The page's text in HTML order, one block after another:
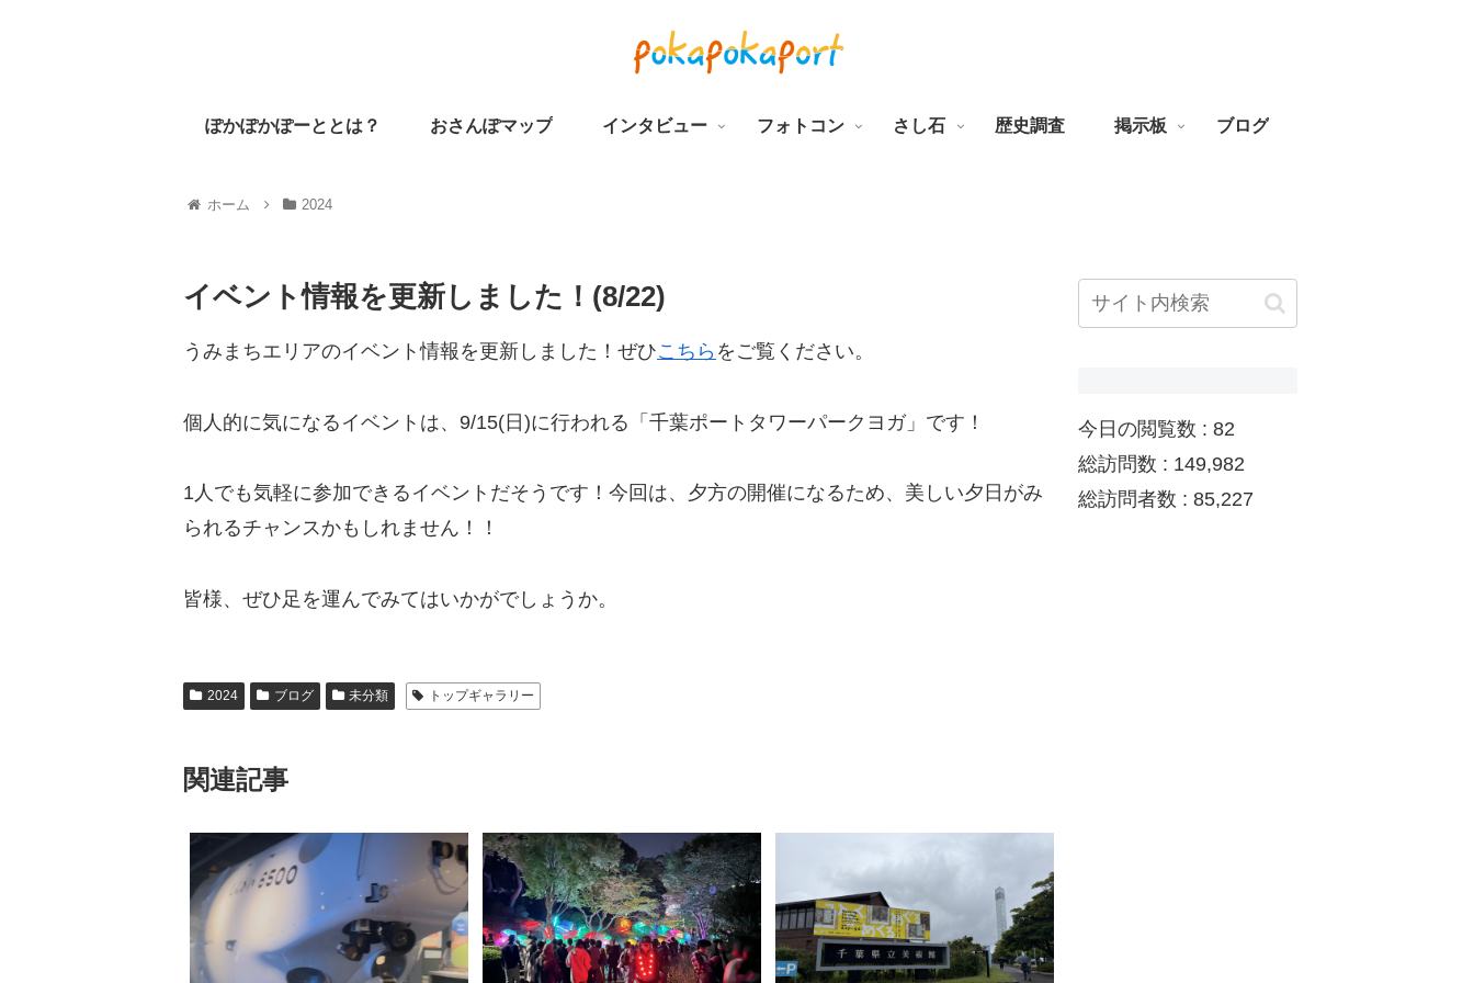
ぽかぽかぽーととは？ おさんぽマップ インタビュー フォトコン さし石 歴史調査 掲示板 ブログ
ホーム 2024
イベント情報を更新しました！(8/22)
うみまちエリアのイベント情報を更新しました！ぜひこちら をご覧ください。
個人的に気になるイベントは、9/15(日)に行われる「千葉ポートタワーパークヨガ」です！
1人でも気軽に参加できるイベントだそうです！今回は、夕方の開催になるため、美しい夕日がみ
られるチャンスかもしれません！！
皆様、ぜひ足を運んでみてはいかがでしょうか。
2024 ブログ 未分類 トップギャラリー
関連記事
今日の閲覧数 : 82
総訪問数 : 149,982
総訪問者数 : 85,227